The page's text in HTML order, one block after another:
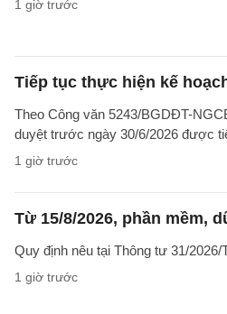
1 giờ trước
Tiếp tục thực hiện kế
Theo Công văn 5243/BGDĐT-
duyệt trước ngày 30/6/2026 được
1 giờ trước
Từ 15/8/2026, phần mềm,
Quy định nêu tại Thông tư 31/
1 giờ trước